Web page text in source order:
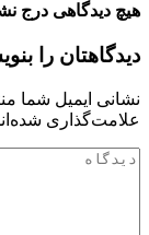
هیچ دیدگاهی درج
دیدگاهتان را
نشانی ایمیل شما
علامت‌گذاری